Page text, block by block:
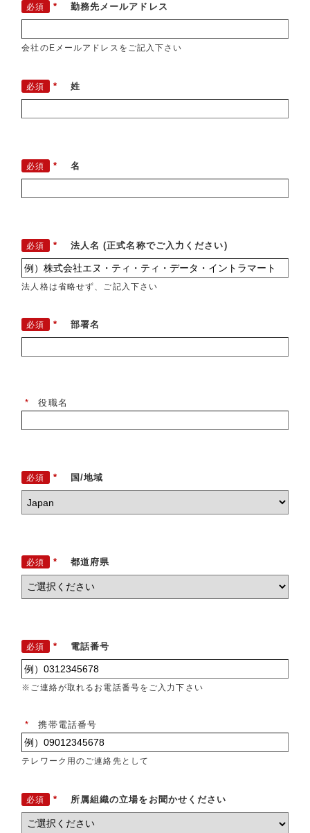
* 勤務先メールアドレス
会社のEメールアドレスをご記入下さい
* 姓
* 名
* 法人名 (正式名称でご入力ください)
法人格は省略せず、ご記入下さい
* 部署名
* 役職名
* 国/地域
* 都道府県
* 電話番号
※ご連絡が取れるお電話番号をご入力下さい
* 携帯電話番号
テレワーク用のご連絡先として
* 所属組織の立場をお聞かせください